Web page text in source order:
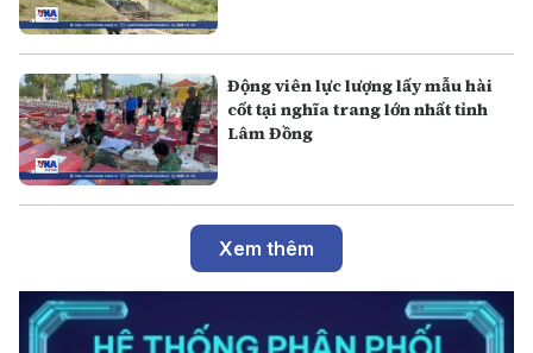
Động viên lực lượng lấy mẫu hài
cốt tại nghĩa trang lớn nhất tỉnh
Lâm Đồng
Xem thêm